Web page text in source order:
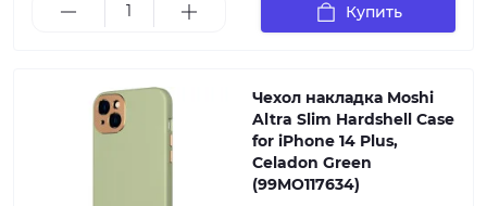
Купить
Чехол накладка Moshi
Altra Slim Hardshell Case
for iPhone 14 Plus,
Celadon Green
(99MO117634)